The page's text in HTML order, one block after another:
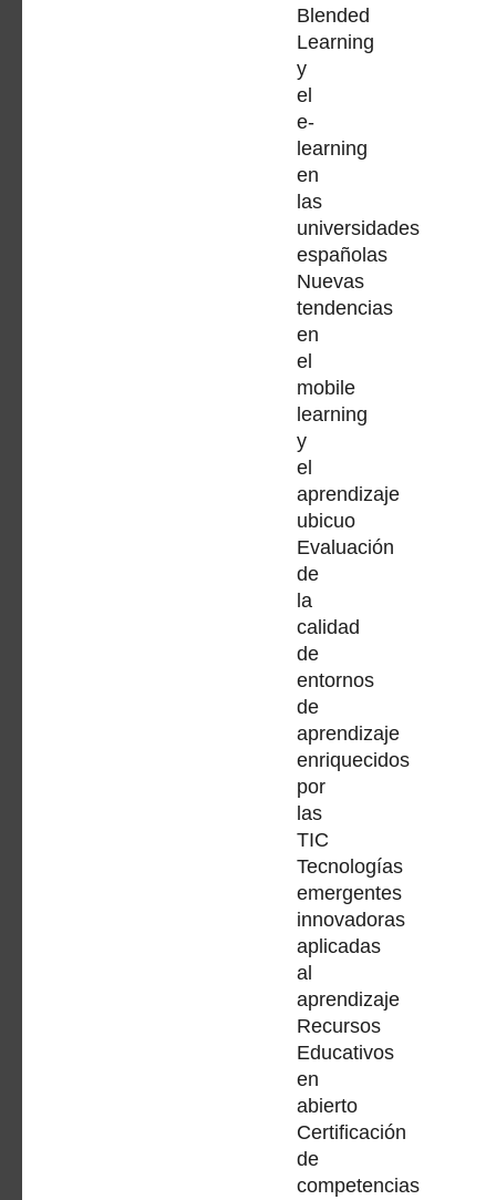
Blended
Learning
y
el
e-
learning
en
las
universidades
españolas
Nuevas
tendencias
en
el
mobile
learning
y
el
aprendizaje
ubicuo
Evaluación
de
la
calidad
de
entornos
de
aprendizaje
enriquecidos
por
las
TIC
Tecnologías
emergentes
innovadoras
aplicadas
al
aprendizaje
Recursos
Educativos
en
abierto
Certificación
de
competencias